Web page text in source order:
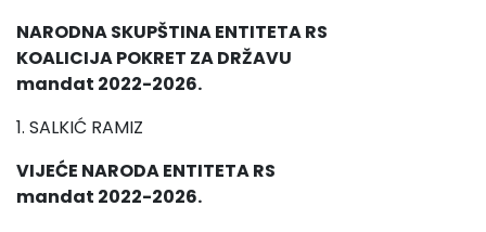
NARODNA SKUPŠTINA ENTITETA RS
KOALICIJA POKRET ZA DRŽAVU
mandat 2022-2026.
1. SALKIĆ RAMIZ
VIJEĆE NARODA ENTITETA RS
mandat 2022-2026.